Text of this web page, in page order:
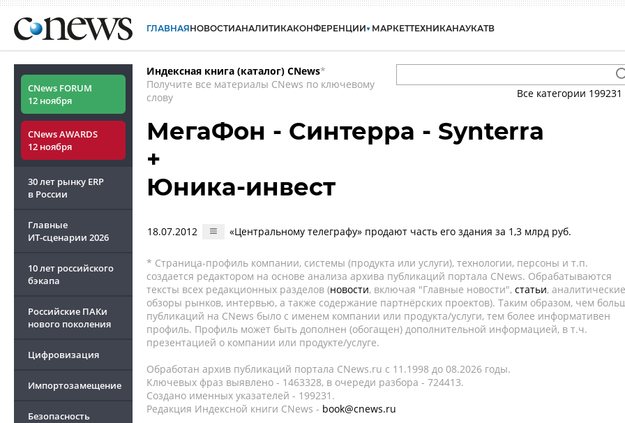
ГЛАВНАЯНОВОСТИАНАЛИТИКАКОНФЕРЕНЦИИ МАРКЕТТЕХНИКАНАУКАТВ
CNews FORUM
12 ноября
CNews AWARDS
12 ноября
30 лет рынку ERP
в России
Главные
ИТ-сценарии 2026
10 лет российского
бэкапа
Российские ПАКи
нового поколения
Цифровизация
Импортозамещение
Безопасность
Индексная книга (каталог) CNews*
Получите все материалы CNews по ключевому
слову
Все категории 199231
МегаФон - Синтерра - Synterra
+
Юника-инвест
18.07.2012 «Центральному телеграфу» продают часть его здания за 1,3 млрд руб.
* Страница-профиль компании, системы (продукта или услуги), технологии, персоны и т.п.
создается редактором на основе анализа архива публикаций портала CNews. Обрабатываются
тексты всех редакционных разделов (новости, включая "Главные новости", статьи, аналитические
обзоры рынков, интервью, а также содержание партнёрских проектов). Таким образом, чем
публикаций на CNews было с именем компании или продукта/услуги, тем более информативен
профиль. Профиль может быть дополнен (обогащен) дополнительной информацией, в т.ч.
презентацией о компании или продукте/услуге.
Обработан архив публикаций портала CNews.ru c 11.1998 до 08.2026 годы.
Ключевых фраз выявлено - 1463328, в очереди разбора - 724413.
Создано именных указателей - 199231.
Редакция Индексной книги CNews - book@cnews.ru